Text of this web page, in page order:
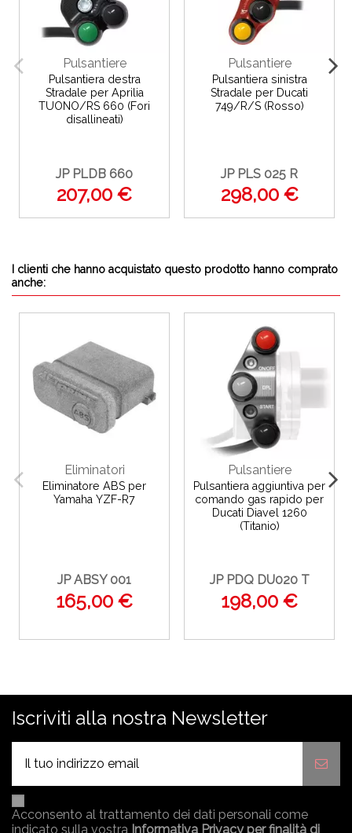
Pulsantiere
Pulsantiera destra
Stradale per Aprilia
TUONO/RS 660 (Fori
disallineati)
JP PLDB 660
207,00 €
Pulsantiere
Pulsantiera sinistra
Stradale per Ducati
749/R/S (Rosso)
JP PLS 025 R
298,00 €
I clienti che hanno acquistato questo prodotto hanno comprato
anche:
Eliminatori
Eliminatore ABS per
Yamaha YZF-R7
JP ABSY 001
165,00 €
Pulsantiere
Pulsantiera aggiuntiva per
comando gas rapido per
Ducati Diavel 1260
(Titanio)
JP PDQ DU020 T
198,00 €
Iscriviti alla nostra Newsletter
Acconsento al trattamento dei dati personali come
indicato sulla vostra Informativa Privacy per finalità di